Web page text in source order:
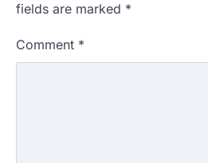
fields are marked *
Comment *